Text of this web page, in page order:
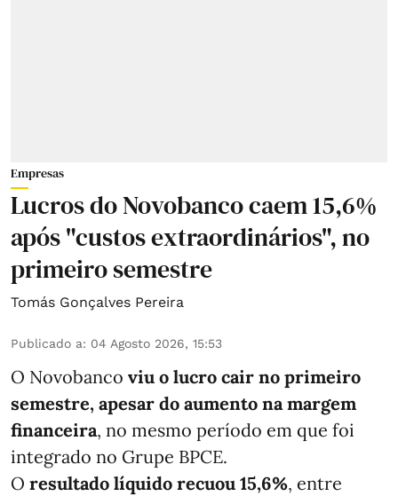
Empresas
Lucros do Novobanco caem 15,6%
após "custos extraordinários", no
primeiro semestre
Tomás Gonçalves Pereira
Publicado a: 04 Agosto 2026, 15:53
O Novobanco viu o lucro cair no primeiro
semestre, apesar do aumento na margem
financeira, no mesmo período em que foi
integrado no Grupe BPCE.
O resultado líquido recuou 15,6%, entre